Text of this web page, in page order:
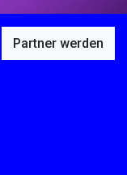
Partner werden